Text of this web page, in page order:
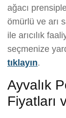
ağacı
ömürlü ve arı
ile arıcılık
seçmenize
tıklayın.
Ayvalık
Fiyatları